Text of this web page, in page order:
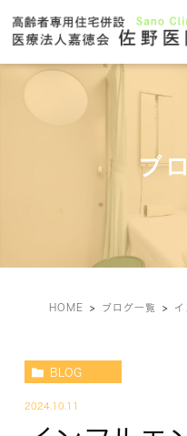
ブ
HOME ブログ一覧 イ
BLOG
2024.10.11